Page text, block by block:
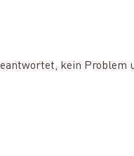
kein Problem